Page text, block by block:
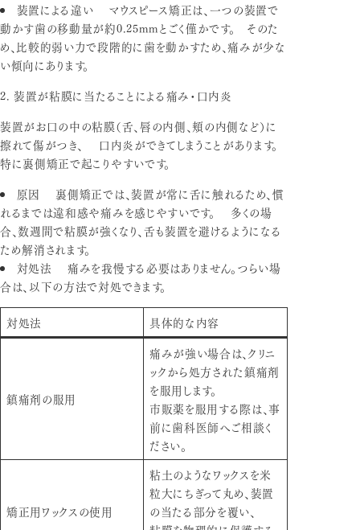
装置による違い マウスピース矯正は、一つの装置で
動かす歯の移動量が約0.25mmとごく僅かです。 そのた
め、比較的弱い力で段階的に歯を動かすため、痛みが少な
い傾向にあります。
2. 装置が粘膜に当たることによる痛み・口内炎
装置がお口の中の粘膜（舌、唇の内側、頬の内側など）に
擦れて傷がつき、 口内炎ができてしまうことがあります。
特に裏側矯正で起こりやすいです。
原因 裏側矯正では、装置が常に舌に触れるため、慣
れるまでは違和感や痛みを感じやすいです。 多くの場
合、数週間で粘膜が強くなり、舌も装置を避けるようになる
ため解消されます。
対処法 痛みを我慢する必要はありません。つらい場
合は、以下の方法で対処できます。
対処法 具体的な内容
鎮痛剤の服用
痛みが強い場合は、クリニ
ックから処方された鎮痛剤
を服用します。
市販薬を服用する際は、事
前に歯科医師へご相談く
ださい。
矯正用ワックスの使用
粘土のようなワックスを米
粒大にちぎって丸め、装置
の当たる部分を覆い、